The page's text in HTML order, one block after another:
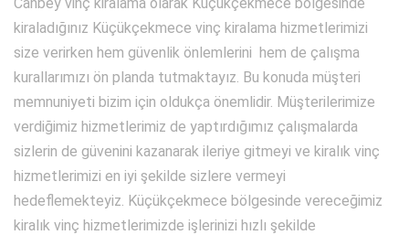
kiraladığınız Küçükçekmece vinç kiralama hizmetlerimizi
size verirken hem güvenlik önlemlerini hem de çalışma
kurallarımızı ön planda tutmaktayız. Bu konuda müşteri
memnuniyeti bizim için oldukça önemlidir. Müşterilerimize
verdiğimiz hizmetlerimiz de yaptırdığımız çalışmalarda
sizlerin de güvenini kazanarak ileriye gitmeyi ve kiralık vinç
hizmetlerimizi en iyi şekilde sizlere vermeyi
hedeflemekteyiz. Küçükçekmece bölgesinde vereceğimiz
kiralık vinç hizmetlerimizde işlerinizi hızlı şekilde